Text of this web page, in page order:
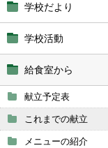
学校だより
学校活動
給食室から
献立予定表
これまでの献立
メニューの紹介